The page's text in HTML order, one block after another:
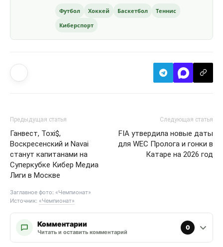
Футбол Хоккей Баскетбол
Теннис
Киберспорт
Предыдущая статья
Ганвест, Toxi$,
Воскресенский и Navai
станут капитанами на
Суперкубке Кибер Медиа
Лиги в Москве
Следующая статья
FIA утвердила новые даты
для WEC Пролога и гонки в
Катаре на 2026 год
Заглавное фото: «Чемпионат»
Источник: «Чемпионат»
Комментарии
Читать и оставить комментарий
0